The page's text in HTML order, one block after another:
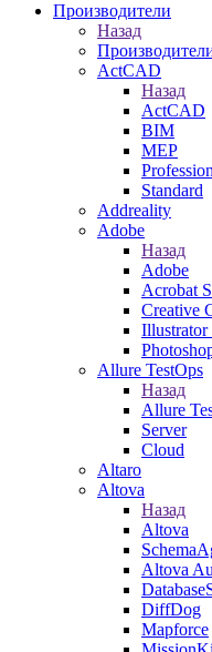
Производители
Назад
ActCAD
Назад
ActCAD
BIM
MEP
Standard
Addreality
Adobe
Назад
Adobe
Acrobat
Creative
Illustrator
Allure TestOps
Назад
Allure
Server
Cloud
Altaro
Altova
Назад
Altova
Altova
DiffDog
Mapforce